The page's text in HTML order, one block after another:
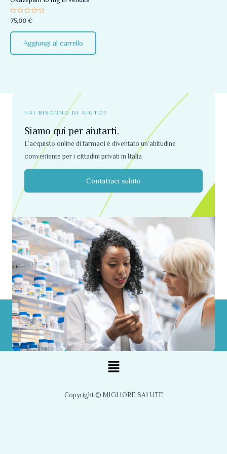
Valutato
0
su
5
75,00 €
Aggiungi al carrello
HAI BISOGNO DI AIUTO?
Siamo qui per aiutarti.
L’acquisto online di farmaci è diventato un’abitudine
conveniente per i cittadini privati ​​in Italia
Contattaci subito
Menu
Copyright © MIGLIORE SALUTE